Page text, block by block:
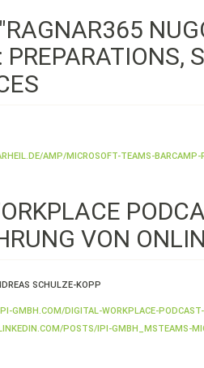
PREPARATIONS,
AMP/MICROSOFT-TEAMS-BARCAMP-
VON
SCHULZE-KOPP
GMBH.COM/DIGITAL-WORKPLACE-
POSTS/IPI-GMBH_MSTEAMS-